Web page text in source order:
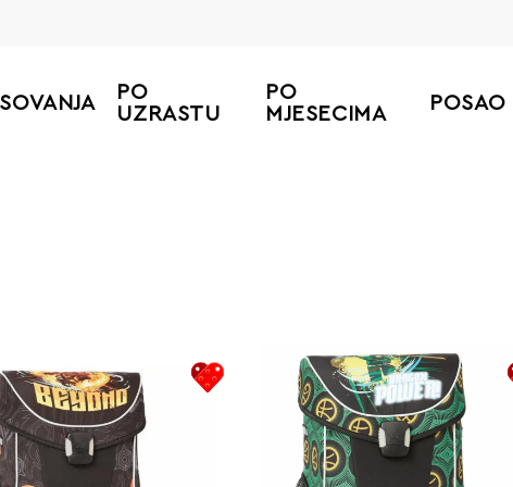
PO
UZRASTU
PO
MJESECIMA
POSAO